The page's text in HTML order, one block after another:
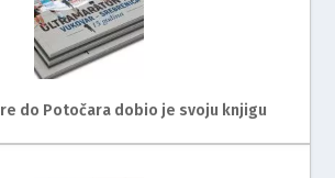
do Potočara dobio je svoju knjigu